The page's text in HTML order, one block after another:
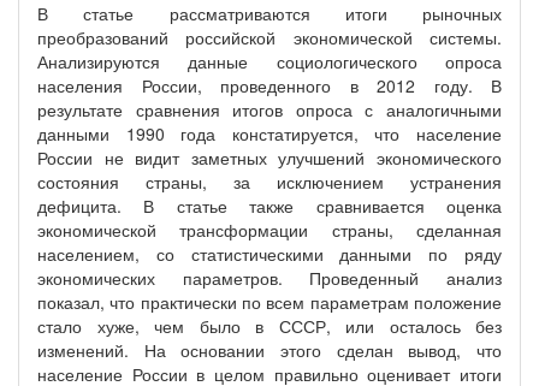
В статье рассматриваются итоги рыночных
преобразований российской экономической системы.
Анализируются данные социологического опроса
населения России, проведенного в 2012 году. В
результате сравнения итогов опроса с аналогичными
данными 1990 года констатируется, что население
России не видит заметных улучшений экономического
состояния страны, за исключением устранения
дефицита. В статье также сравнивается оценка
экономической трансформации страны, сделанная
населением, со статистическими данными по ряду
экономических параметров. Проведенный анализ
показал, что практически по всем параметрам положение
стало хуже, чем было в СССР, или осталось без
изменений. На основании этого сделан вывод, что
население России в целом правильно оценивает итоги